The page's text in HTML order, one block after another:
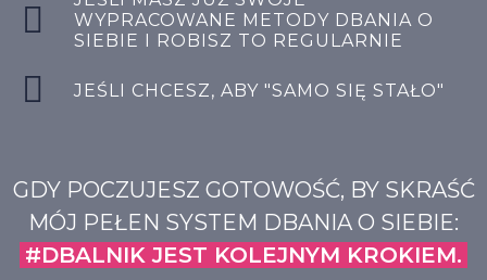
WYPRACOWANE METODY DBANIA O
SIEBIE I ROBISZ TO REGULARNIE
JEŚLI CHCESZ, ABY "SAMO SIĘ STAŁO"
GDY POCZUJESZ GOTOWOŚĆ, BY SKRAŚĆ
MÓJ PEŁEN SYSTEM DBANIA O SIEBIE:
#DBALNIK JEST KOLEJNYM KROKIEM.